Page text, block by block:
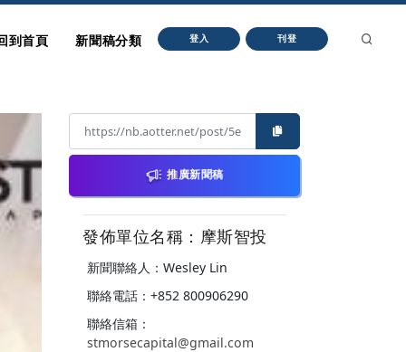
到首頁 新聞稿分類 登入 刊登
推廣新聞稿
發佈單位名稱：摩斯智投
新聞聯絡人：Wesley Lin
聯絡電話：+852 800906290
聯絡信箱：
stmorsecapital@gmail.com